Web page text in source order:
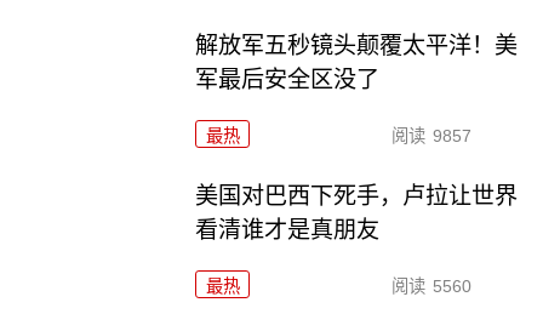
解放军五秒镜头颠覆太平洋！美
军最后安全区没了
最热 阅读 9857
美国对巴西下死手，卢拉让世界
看清谁才是真朋友
最热 阅读 5560